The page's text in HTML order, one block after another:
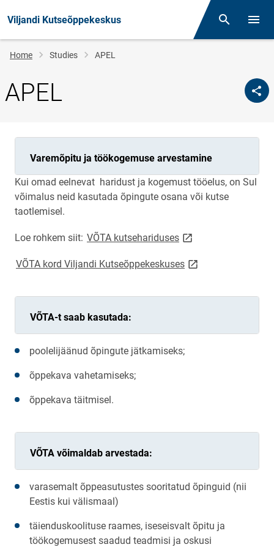
Viljandi Kutseõppekeskus Otsing
Breadcrumb
Home Studies APEL
APEL
Varemõpitu ja töökogemuse arvestamine
Kui omad eelnevat haridust ja kogemust tööelus, on Sul
võimalus neid kasutada õpingute osana või kutse
taotlemisel.
Loe rohkem siit: VÕTA kutsehariduseslink opens on new
VÕTA kord Viljandi Kutseõppekeskuseslink opens on new
VÕTA-t saab kasutada:
poolelijäänud õpingute jätkamiseks;
õppekava vahetamiseks;
õppekava täitmisel.
VÕTA võimaldab arvestada:
varasemalt õppeasutustes sooritatud õpinguid (nii
Eestis kui välismaal)
täienduskoolituse raames, iseseisvalt õpitu ja
töökogemusest saadud teadmisi ja oskusi